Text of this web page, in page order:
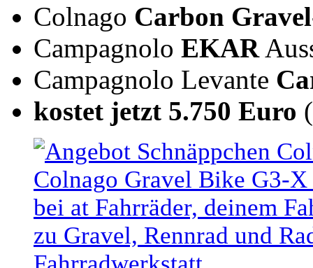
Colnago Carbon
Campagnolo EKAR
Campagnolo Levante
kostet jetzt 5.750 Euro